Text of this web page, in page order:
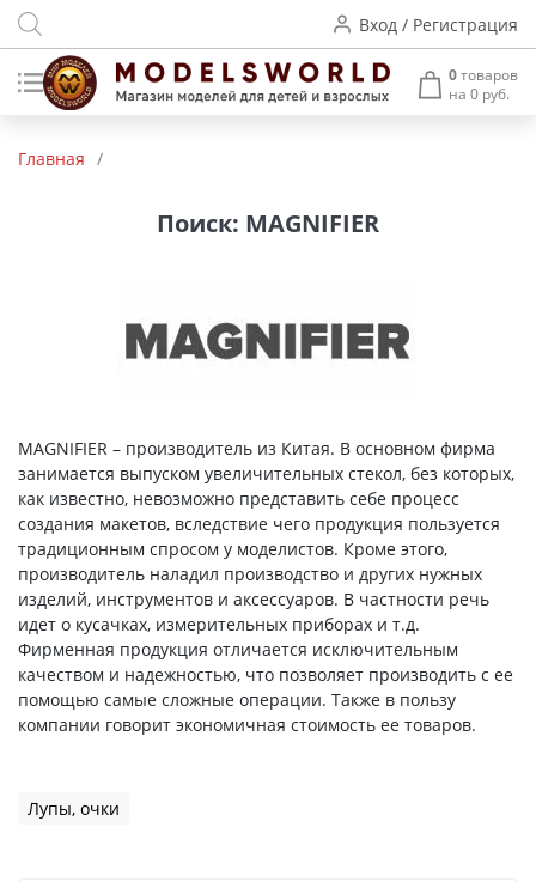
Вход / Регистрация
0товаров
на 0 руб.
устройства
Архитектурные макеты
3D Модели
Модели из бумаги
Аэрографы и компрессоры
Инструмент для моделиста
Литература для моделиста
Главная /
Поиск: MAGNIFIER
MAGNIFIER – производитель из Китая. В основном фирма
занимается выпуском увеличительных стекол, без которых,
как известно, невозможно представить себе процесс
создания макетов, вследствие чего продукция пользуется
традиционным спросом у моделистов. Кроме этого,
производитель наладил производство и других нужных
изделий, инструментов и аксессуаров. В частности речь
идет о кусачках, измерительных приборах и т.д.
Фирменная продукция отличается исключительным
качеством и надежностью, что позволяет производить с ее
помощью самые сложные операции. Также в пользу
компании говорит экономичная стоимость ее товаров.
Лупы, очки